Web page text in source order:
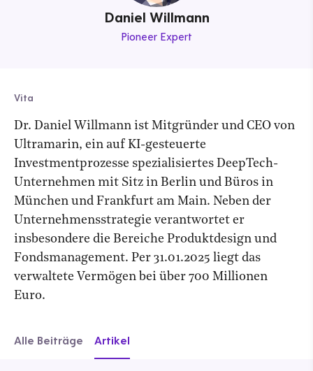
Daniel Willmann
Pioneer Expert
Vita
Dr. Daniel Willmann ist Mitgründer und CEO von
Ultramarin, ein auf KI-gesteuerte
Investmentprozesse spezialisiertes DeepTech-
Unternehmen mit Sitz in Berlin und Büros in
München und Frankfurt am Main. Neben der
Unternehmensstrategie verantwortet er
insbesondere die Bereiche Produktdesign und
Fondsmanagement. Per 31.01.2025 liegt das
verwaltete Vermögen bei über 700 Millionen
Euro.
Alle Beiträge Artikel